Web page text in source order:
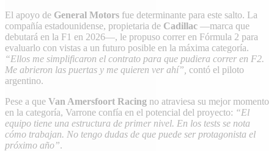
El apoyo de General Motors fue determinante para este salto. La
compañía estadounidense, propietaria de Cadillac —marca que
debutará en la F1 en 2026—, le propuso correr en Fórmula 2 para
evaluarlo con vistas a un futuro posible en la máxima categoría.
“Ellos me simplificaron el contrato para que pudiera correr en F2.
Me abrieron las puertas y me quieren ver ahí”, contó el piloto
argentino.
Pese a que Van Amersfoort Racing no atraviesa su mejor momento
en la categoría, Varrone confía en el potencial del proyecto: “El
equipo tiene una estructura de primer nivel. En los tests se nota
cómo trabajan. No tengo dudas de que puede ser protagonista el
próximo año”.